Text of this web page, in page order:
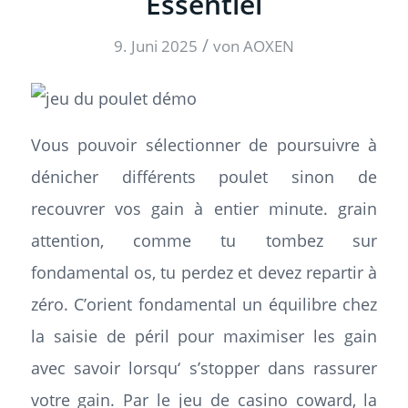
9. Juni 2025 / von AOXEN
Vous pouvoir sélectionner de poursuivre à
dénicher différents poulet sinon de
recouvrer vos gain à entier minute. grain
attention, comme tu tombez sur
fondamental os, tu perdez et devez repartir à
zéro. C’orient fondamental un équilibre chez
la saisie de péril pour maximiser les gain
avec savoir lorsqu‘ s’stopper dans rassurer
votre gain. Par le jeu de casino coward, la